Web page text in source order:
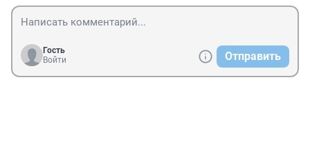
Гость
Войти
Отправить